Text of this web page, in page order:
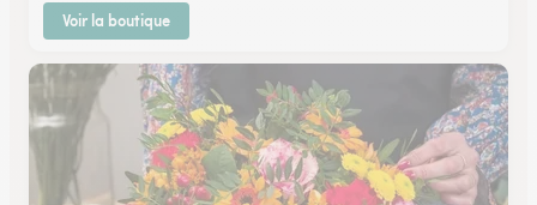
Voir la boutique